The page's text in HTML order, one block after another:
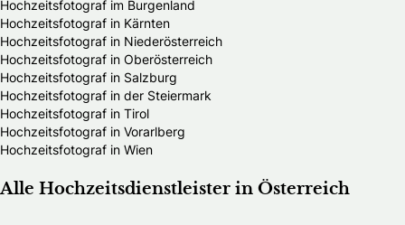
Hochzeitsfotograf im Burgenland
Hochzeitsfotograf in Kärnten
Hochzeitsfotograf in Niederösterreich
Hochzeitsfotograf in Oberösterreich
Hochzeitsfotograf in Salzburg
Hochzeitsfotograf in der Steiermark
Hochzeitsfotograf in Tirol
Hochzeitsfotograf in Vorarlberg
Hochzeitsfotograf in Wien
Alle Hochzeitsdienstleister in Österreich